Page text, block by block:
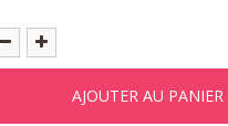
AJOUTER AU PANIER